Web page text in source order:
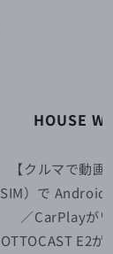
HOUSE
【クルマで動
SIM）で
／CarPlayが
OTTOCAST E2